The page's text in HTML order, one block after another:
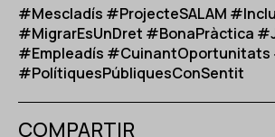
#Mescladís #ProjecteSALAM
#MigrarEsUnDret #BonaPràctica
#Empleadís #CuinantOportunitats
#PolítiquesPúbliquesConSentit
COMPARTIR